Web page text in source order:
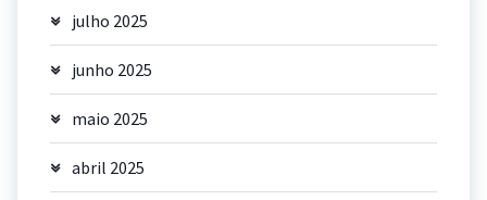
julho 2025
junho 2025
maio 2025
abril 2025